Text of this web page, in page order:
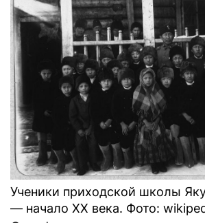
Ученики приходской школы
— начало XX века. Фото: